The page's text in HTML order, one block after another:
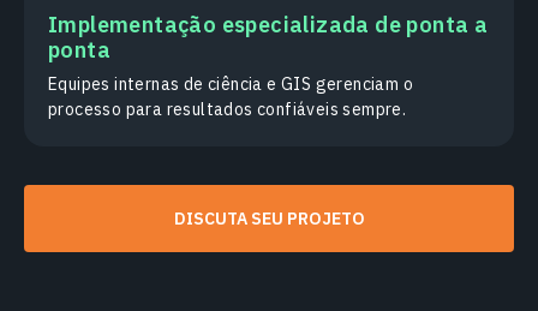
Implementação especializada de ponta a
ponta
Equipes internas de ciência e GIS gerenciam o
processo para resultados confiáveis sempre.
DISCUTA SEU PROJETO